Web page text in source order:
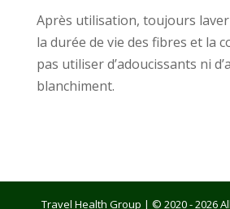
Après utilisation, toujours
la durée de vie des fibres et la
pas utiliser d’adoucissants ni
blanchiment.
Travel Health Group | © 2020 - 2026